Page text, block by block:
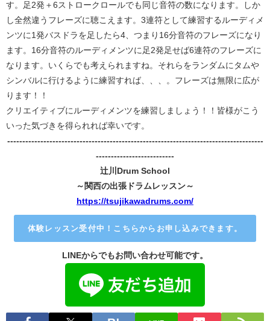
す。足2発＋6ストロークロールでも同じ音符の数になります。しか
し全然違うフレーズに聴こえます。3連符として練習するルーディメ
ンツに1発バスドラを足したら4、つまり16分音符のフレーズになり
ます。16分音符のルーディメンツに足2発足せば6連符のフレーズに
なります。いくらでも考えられますね。それらをランダムにタムや
シンバルに行けるように練習すれば、、、。フレーズは無限に広が
ります！！
クリエイティブにルーディメンツを練習しましょう！！皆様がこう
いった気づきを得られれば幸いです。
-------------------------------------------------------------------------------------
--------------------------
辻川Drum School
～関西の出張ドラムレッスン～
https://tsujikawadrums.com/
体験レッスン受付中！こちらからお申し込みできます。
LINEからでもお問い合わせ可能です。